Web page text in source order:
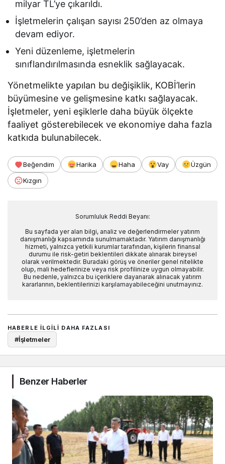
milyar TL’ye çıkarıldı.
İşletmelerin çalışan sayısı 250’den az olmaya
devam ediyor.
Yeni düzenleme, işletmelerin
sınıflandırılmasında esneklik sağlayacak.
Yönetmelikte yapılan bu değişiklik, KOBİ’lerin
büyümesine ve gelişmesine katkı sağlayacak.
İşletmeler, yeni eşiklerle daha büyük ölçekte
faaliyet gösterebilecek ve ekonomiye daha fazla
katkıda bulunabilecek.
Beğendim Harika Haha Vay
Üzgün
Kızgın
Sorumluluk Reddi Beyanı:
Bu sayfada yer alan bilgi, analiz ve değerlendirmeler yatırım
danışmanlığı kapsamında sunulmamaktadır. Yatırım danışmanlığı
hizmeti, yalnızca yetkili kurumlar tarafından, kişilerin finansal
durumu ile risk-getiri beklentileri dikkate alınarak bireysel
olarak verilmektedir. Buradaki görüş ve öneriler genel nitelikte
olup, mali hedeflerinize veya risk profilinize uygun olmayabilir.
Bu nedenle, yalnızca bu içeriklere dayanarak alınacak yatırım
kararlarının, beklentilerinizi karşılamayabileceğini unutmayınız.
HABERLE ILGILI DAHA FAZLASI
#İşletmeler
Benzer Haberler